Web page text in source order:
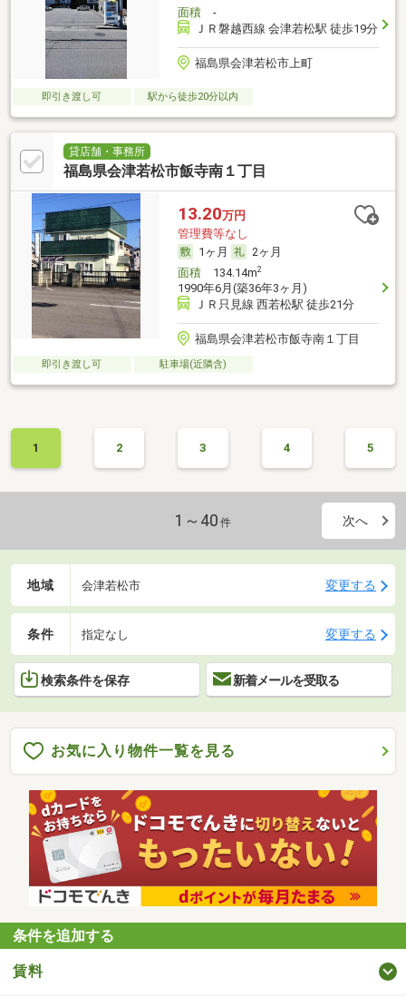
面積-
ＪＲ磐越西線 会津若松駅 徒歩19分
福島県会津若松市上町
即引き渡し可 駅から徒歩20分以内
貸店舗・事務所
福島県会津若松市飯寺南１丁目
13.20万円
管理費等なし
1ヶ月
2ヶ月
面積134.14m2
1990年6月(築36年3ヶ月)
ＪＲ只見線 西若松駅 徒歩21分
福島県会津若松市飯寺南１丁目
即引き渡し可 駐車場(近隣含)
1 2 3 4 5
1～40 件 次へ
地域 会津若松市 変更する
条件 指定なし 変更する
検索条件を保存 新着メールを受取る
お気に入り物件一覧を見る
条件を追加する
賃料